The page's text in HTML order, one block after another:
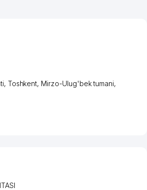
, Toshkent, Mirzo-Ulug'bek tumani,